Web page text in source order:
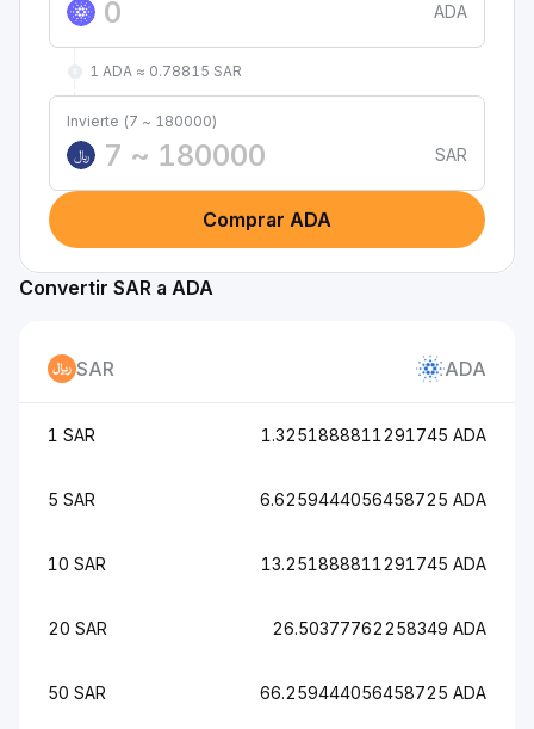
ADA
1 ADA ≈ 0.78815 SAR
Invierte (7 ~ 180000)
﷼
SAR
Comprar ADA
Convertir SAR a ADA
SAR ADA
1 SAR 1.3251888811291745 ADA
5 SAR 6.6259444056458725 ADA
10 SAR 13.251888811291745 ADA
20 SAR 26.50377762258349 ADA
50 SAR 66.259444056458725 ADA